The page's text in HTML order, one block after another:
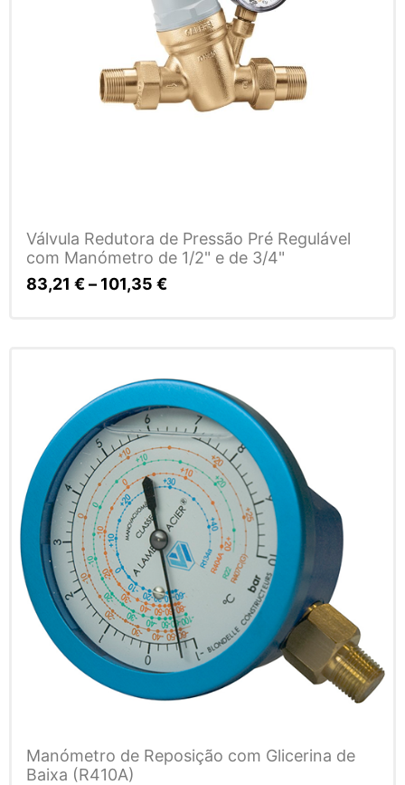
Válvula Redutora de Pressão Pré Regulável
com Manómetro de 1/2" e de 3/4"
83,21 €– 101,35 €
Manómetro de Reposição com Glicerina de
Baixa (R410A)